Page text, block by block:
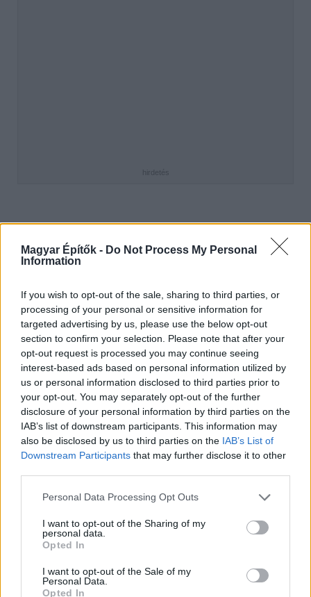
Magyar Építők - Do Not Process My Personal
Information
If you wish to opt-out of the sale, sharing to third parties, or
processing of your personal or sensitive information for
targeted advertising by us, please use the below opt-out
section to confirm your selection. Please note that after your
opt-out request is processed you may continue seeing
interest-based ads based on personal information utilized by
us or personal information disclosed to third parties prior to
your opt-out. You may separately opt-out of the further
disclosure of your personal information by third parties on the
IAB’s list of downstream participants. This information may
also be disclosed by us to third parties on the IAB’s List of
Downstream Participants that may further disclose it to other
Please note that this website/app uses one or more Google
not limited to your visit or usage behaviour. You may click to
grant or deny consent to Google and its third-party tags to
use your data for below specified purposes in below Google
consent section.
Personal Data Processing Opt Outs
I want to opt-out of the Sharing of my
personal data.
Opted In
I want to opt-out of the Sale of my
Personal Data.
Opted In
hirdetés
MKIF Magyar Koncessziós Infrastruktúra Fejlesztő Zrt.
M1-es autópálya
M1 bővítés: már zajlik a teljesen új Bicske Kelet
Tizenegy meglévő csomópontot korszerűsít és négy új,
különszintű csomópontot hoz létre az MKIF az M1-es